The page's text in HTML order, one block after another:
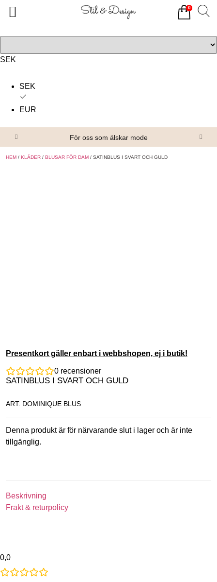
SEK
SEK
EUR
För oss som älskar mode
HEM / KLÄDER / BLUSAR FÖR DAM / SATINBLUS I SVART OCH GULD
Presentkort gäller enbart i webbshopen, ej i butik!
0 recensioner
SATINBLUS I SVART OCH GULD
ART: DOMINIQUE BLUS
Denna produkt är för närvarande slut i lager och är inte
tillgänglig.
Beskrivning
Frakt & returpolicy
0,0
0
Alla produkter
Om oss